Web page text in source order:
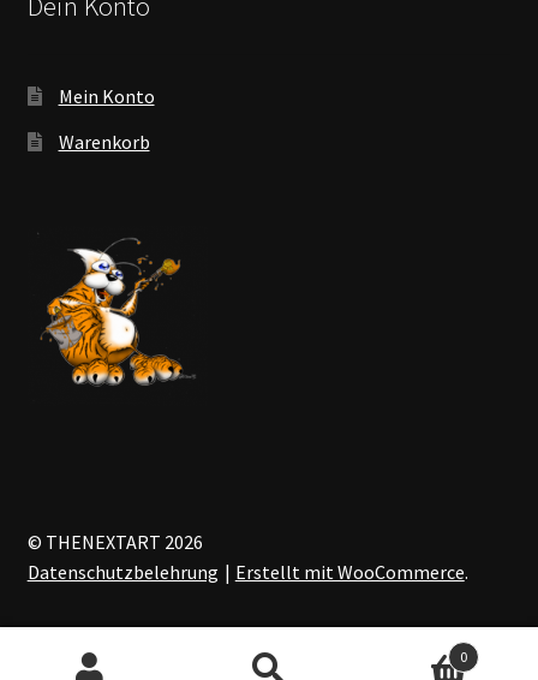
Mein Konto
Warenkorb
© THENEXTART 2026
Datenschutzbelehrung
Erstellt mit WooCommerce.
0